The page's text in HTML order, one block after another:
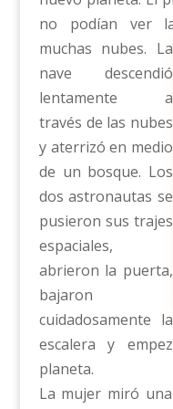
no podían ver
muchas nubes. La
nave descendió
lentamente a
través de las nubes
y aterrizó en medio
de un bosque. Los
dos astronautas se
pusieron sus trajes
espaciales,
abrieron la puerta,
bajaron
cuidadosamente la
escalera y
planeta.
La mujer miró